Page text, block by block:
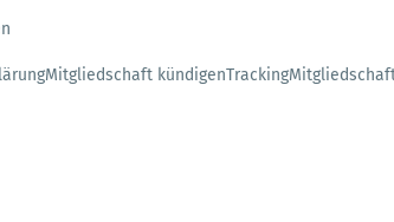
Mitgliedschaft kündigenTracking